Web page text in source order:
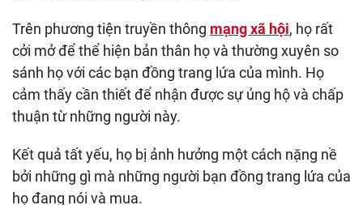
Trên phương tiện truyền thông mạng xã hội, họ rất
cởi mở để thể hiện bản thân họ và thường xuyên so
sánh họ với các bạn đồng trang lứa của mình. Họ
cảm thấy cần thiết để nhận được sự ủng hộ và chấp
thuận từ những người này.
Kết quả tất yếu, họ bị ảnh hưởng một cách nặng nề
bởi những gì mà những người bạn đồng trang lứa của
họ đang nói và mua.